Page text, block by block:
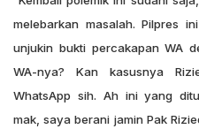
melebarkan masalah. Pilpres
unjukin bukti percakapan WA
WA-nya? Kan kasusnya
WhatsApp sih. Ah ini yang
mak, saya berani jamin Pak